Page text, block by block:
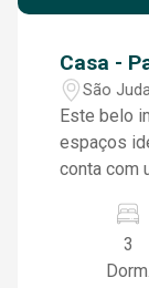
Casa -
São
Este belo
espaços
conta com
os dias
bem
3
Dorm.